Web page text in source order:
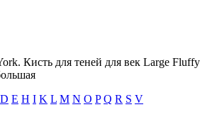
Кисть для теней для век Large Fluffy
D E H I K L M N O P Q R S V